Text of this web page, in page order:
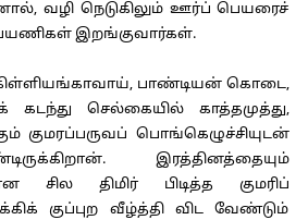
வழி நெடுகிலும் ஊர்ப் பெயரைச்
இறங்குவார்கள்.
பாண்டியன் கொடை,
செல்கையில் காத்தமுத்து,
குமரப்பருவப் பொங்கெழுச்சியுடன்
இரத்தினத்தையும்
சில திமிர் பிடித்த குமரிப்
குப்புற வீழ்த்தி விட வேண்டும்